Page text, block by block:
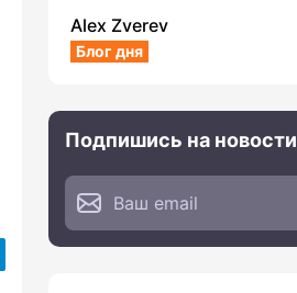
Alex Zverev
Блог дня
Подпишись на новости